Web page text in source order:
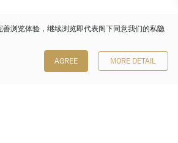
善浏览体验，继续浏览即代表阁下同意我们的私隐
AGREE MORE DETAIL